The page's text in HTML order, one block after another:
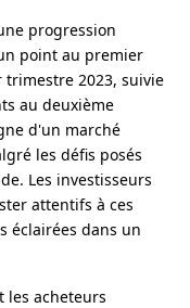
progression
point au premier
2023, suivie
au deuxième
d'un marché
les défis posés
Les investisseurs
attentifs à ces
éclairées dans un
les acheteurs